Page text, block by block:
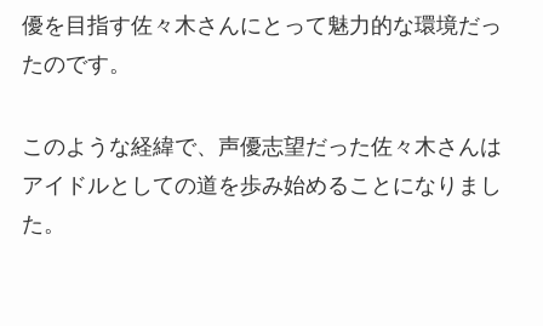
優を目指す佐々木さんにとって魅力的な環境だっ
たのです。
このような経緯で、声優志望だった佐々木さんは
アイドルとしての道を歩み始めることになりまし
た。